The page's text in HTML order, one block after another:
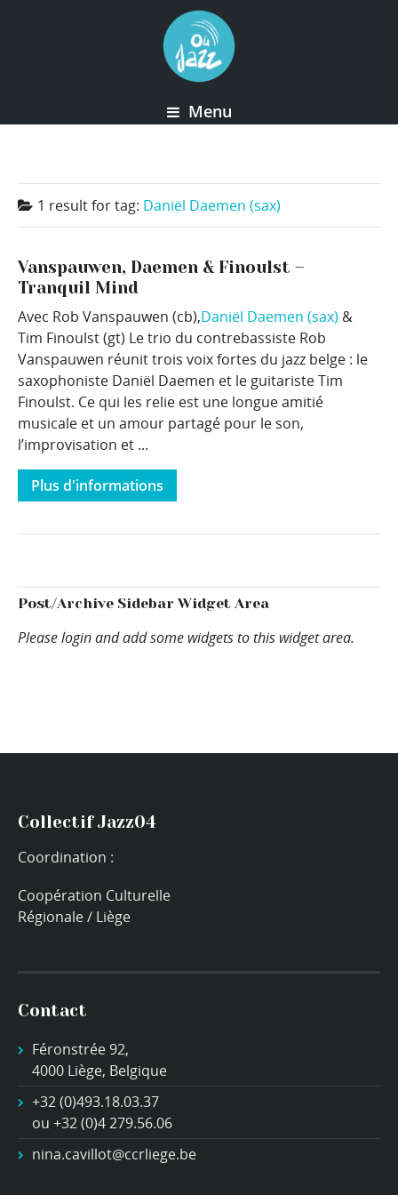
Menu
1 result fortag: Daniël Daemen (sax)
Vanspauwen, Daemen & Finoulst –
Tranquil Mind
Avec Rob Vanspauwen (cb),Daniël Daemen (sax) &
Tim Finoulst (gt) Le trio du contrebassiste Rob
Vanspauwen réunit trois voix fortes du jazz belge : le
saxophoniste Daniël Daemen et le guitariste Tim
Finoulst. Ce qui les relie est une longue amitié
musicale et un amour partagé pour le son,
l’improvisation et ...
Plus d'informations
Post/Archive Sidebar Widget Area
Please login and add some widgets to this widget area.
Collectif Jazz04
Coordination :
Coopération Culturelle
Régionale / Liège
Contact
Féronstrée 92,
4000 Liège, Belgique
+32 (0)493.18.03.37
ou +32 (0)4 279.56.06
nina.cavillot@ccrliege.be